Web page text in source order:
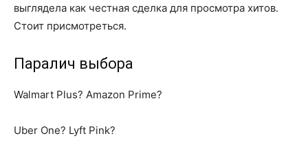
выглядела как честная сделка для просмотра хитов.
Стоит присмотреться.
Паралич выбора
Walmart Plus? Amazon Prime?
Uber One? Lyft Pink?